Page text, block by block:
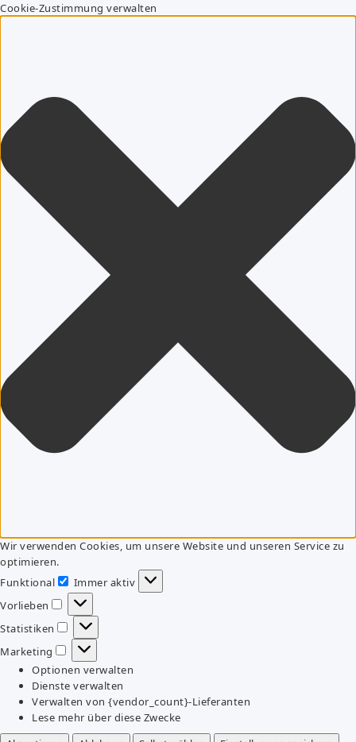
Cookie-Zustimmung verwalten
Wir verwenden Cookies, um unsere Website und unseren Service zu
optimieren.
Funktional
Funktional
Immer aktiv
Vorlieben
Vorlieben
Statistiken
Statistiken
Marketing
Marketing
Optionen verwalten
Dienste verwalten
Verwalten von {vendor_count}-Lieferanten
Lese mehr über diese Zwecke